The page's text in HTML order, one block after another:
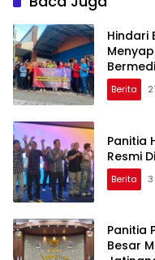
Hindari
Berita
Panitia
Resmi
Berita 3
Panitia
Besar